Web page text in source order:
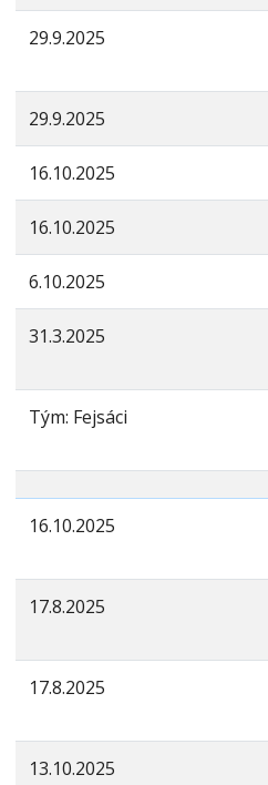
29.9.2025
29.9.2025
16.10.2025
16.10.2025
6.10.2025
31.3.2025
Tým: Fejsáci
16.10.2025
17.8.2025
17.8.2025
13.10.2025